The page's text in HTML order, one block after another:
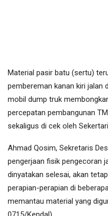
Material pasir batu (sertu)
pembereman kanan kiri jalan
mobil dump truk
percepatan pembangunan
sekaligus di cek oleh
Ahmad Qosim, Sekretaris
pengerjaan fisik pengecoran
dinyatakan selesai, akan
perapian-perapian di
memantau material yang